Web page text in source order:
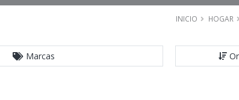
INICIO HOGAR
Marcas